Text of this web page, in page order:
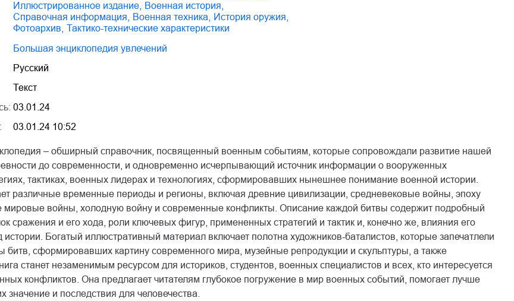
иллюстрированное издание
военная история
справочная информация
военная техника история оружия
фотоархив
тактико-технические характеристики
Большая энциклопедия увлечений
Русский
Текст
03.01.24
03.01.24 10:52
– обширный справочник, посвященный военным событиям, которые сопровождали развитие нашей
до современности, и одновременно исчерпывающий источник информации о вооруженных
тактиках, военных лидерах и технологиях, сформировавших нынешнее понимание военной истории.
различные временные периоды и регионы, включая древние цивилизации, средневековые войны, эпоху
мировые войны, холодную войну и современные конфликты. Описание каждой битвы содержит подробный
сражения и его хода, роли ключевых фигур, примененных стратегий и тактик и, конечно же, влияния его
истории. Богатый иллюстративный материал включает полотна художников-баталистов, которые запечатлели
сформировавших картину современного мира, музейные репродукции и скульптуры, а также
станет незаменимым ресурсом для историков, студентов, военных специалистов и всех, кто интересуется
конфликтов. Она предлагает читателям глубокое погружение в мир военных событий, помогает лучше
значение и последствия для человечества.